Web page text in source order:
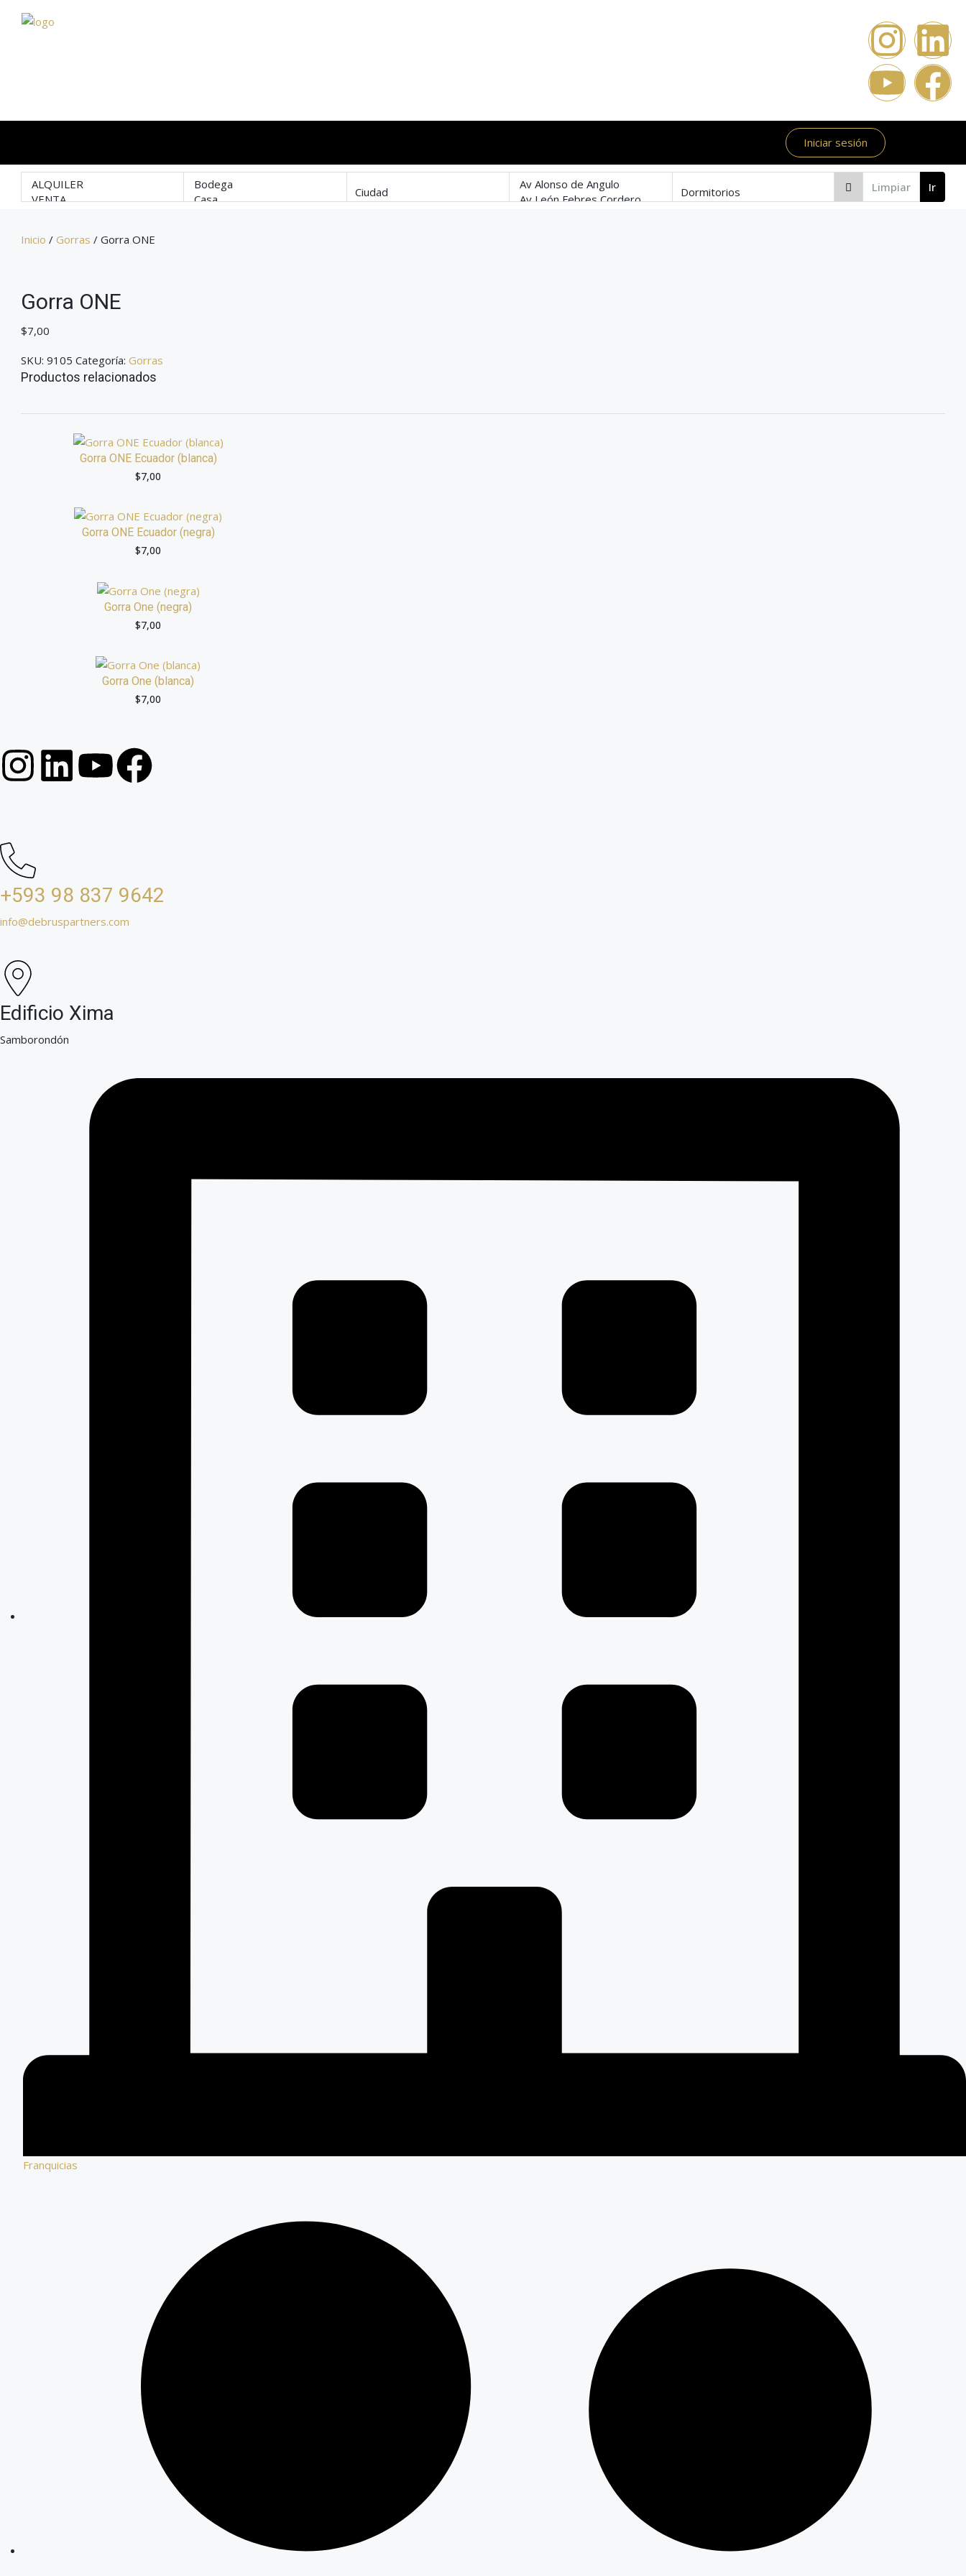
Iniciar sesión
Limpiar Ir
Inicio / Gorras / Gorra ONE
Gorra ONE
$7,00
SKU: 9105 Categoría: Gorras
Productos relacionados
Gorra ONE Ecuador (blanca)
$7,00
Gorra ONE Ecuador (negra)
$7,00
Gorra One (negra)
$7,00
Gorra One (blanca)
$7,00
+593 98 837 9642
info@debruspartners.com
Edificio Xima
Samborondón
Franquicias